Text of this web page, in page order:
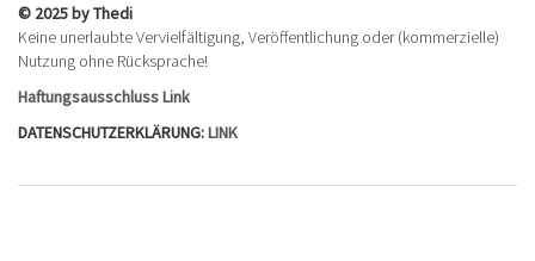
© 2025 by Thedi
Keine unerlaubte Vervielfältigung, Veröffentlichung oder (kommerzielle)
Nutzung ohne Rücksprache!
Haftungsausschluss Link
DATENSCHUTZERKLÄRUNG:LINK